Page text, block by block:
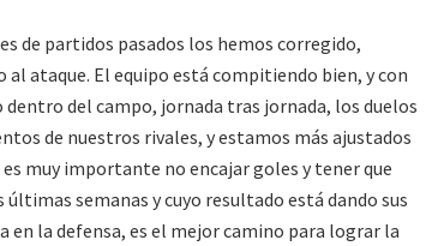
de partidos pasados los hemos corregido,
ataque. El equipo está compitiendo bien, y con
del campo, jornada tras jornada, los duelos
de nuestros rivales, y estamos más ajustados
muy importante no encajar goles y tener que
semanas y cuyo resultado está dando sus
en la defensa, es el mejor camino para lograr la